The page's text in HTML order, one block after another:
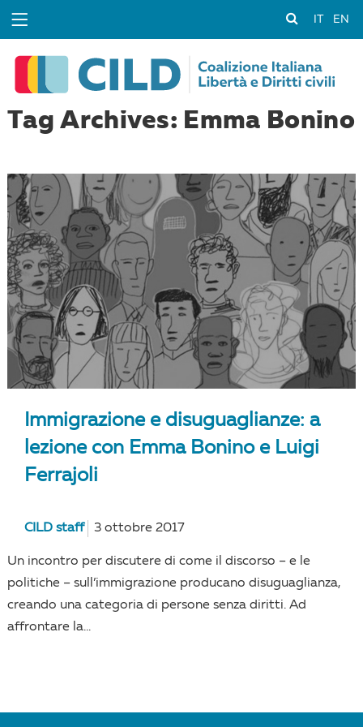
EN
Tag Archives: Emma Bonino
Immigrazione e disuguaglianze: a
lezione con Emma Bonino e Luigi
Ferrajoli
CILD staff 3 ottobre 2017
Un incontro per discutere di come il discorso – e le
politiche – sull’immigrazione producano disuguaglianza,
creando una categoria di persone senza diritti. Ad
affrontare la...